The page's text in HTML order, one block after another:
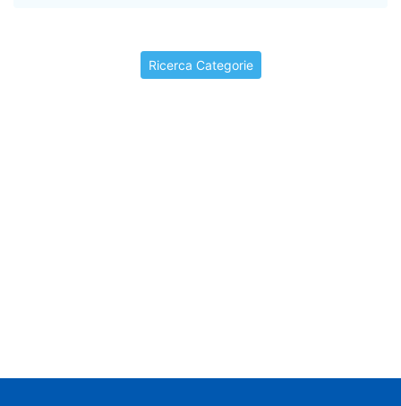
Editorial information
Informazioni editoriali
Ricerca Categorie